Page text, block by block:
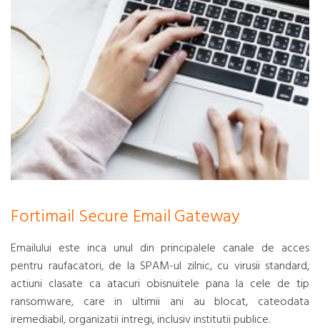
Fortimail Secure Email Gateway
Emailului este inca unul din principalele canale de acces
pentru raufacatori, de la SPAM-ul zilnic, cu virusii standard,
actiuni clasate ca atacuri obisnuitele pana la cele de tip
ransomware, care in ultimii ani au blocat, cateodata
iremediabil, organizatii intregi, inclusiv institutii publice.